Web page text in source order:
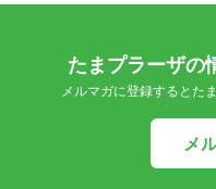
たまプラーザの
メルマガに登録するとた
メ